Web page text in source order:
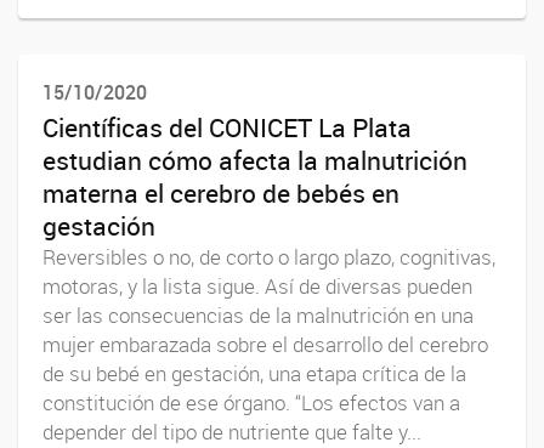
15/10/2020
Científicas del CONICET La Plata
estudian cómo afecta la malnutrición
materna el cerebro de bebés en
gestación
Reversibles o no, de corto o largo plazo, cognitivas,
motoras, y la lista sigue. Así de diversas pueden
ser las consecuencias de la malnutrición en una
mujer embarazada sobre el desarrollo del cerebro
de su bebé en gestación, una etapa crítica de la
constitución de ese órgano. “Los efectos van a
depender del tipo de nutriente que falte y...